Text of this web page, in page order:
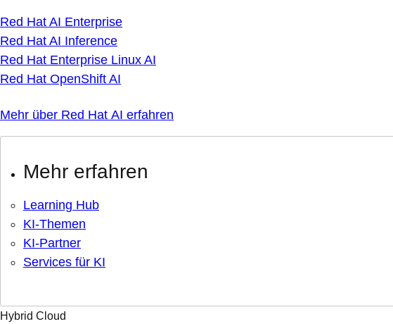
Red Hat AI Enterprise
Red Hat AI Inference
Red Hat Enterprise Linux AI
Red Hat OpenShift AI
Mehr über Red Hat AI erfahren
Mehr erfahren
Learning Hub
KI-Themen
KI-Partner
Services für KI
Hybrid Cloud